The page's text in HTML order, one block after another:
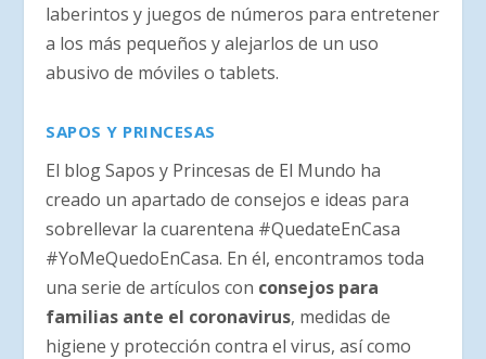
laberintos y juegos de números para entretener
a los más pequeños y alejarlos de un uso
abusivo de móviles o tablets.
SAPOS Y PRINCESAS
El blog Sapos y Princesas de El Mundo ha
creado un apartado de consejos e ideas para
sobrellevar la cuarentena #QuedateEnCasa
#YoMeQuedoEnCasa. En él, encontramos toda
una serie de artículos con consejos para
familias ante el coronavirus, medidas de
higiene y protección contra el virus, así como